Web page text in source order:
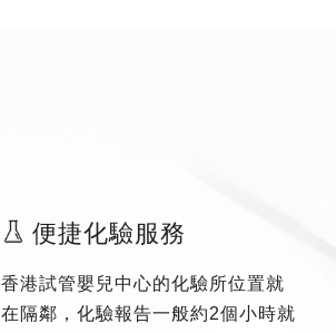
便捷化驗服務
香港試管嬰兒中心的化驗所位置就
在隔鄰，化驗報告一般約2個小時就